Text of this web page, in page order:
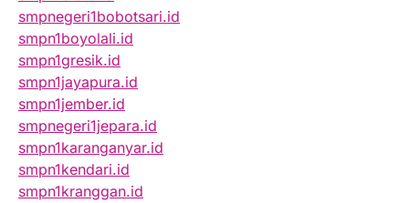
smpnegeri1bobotsari.id
smpn1boyolali.id
smpn1gresik.id
smpn1jayapura.id
smpn1jember.id
smpnegeri1jepara.id
smpn1karanganyar.id
smpn1kendari.id
smpn1kranggan.id